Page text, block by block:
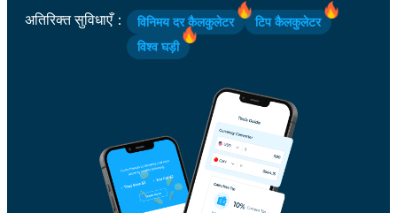
अतिरिक्त सुविधाएँ： विनिमय दर कैलकुलेटर
टिप कैलकुलेटर
विश्व घड़ी